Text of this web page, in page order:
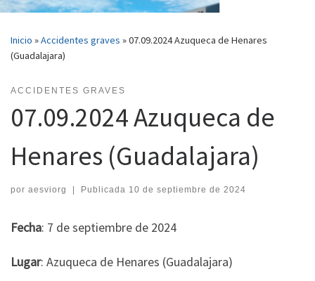
Inicio »Accidentes graves »07.09.2024 Azuqueca de Henares
(Guadalajara)
ACCIDENTES GRAVES
07.09.2024 Azuqueca de
Henares (Guadalajara)
por aesviorg | Publicada 10 de septiembre de 2024
Fecha: 7 de septiembre de 2024
Lugar: Azuqueca de Henares (Guadalajara)